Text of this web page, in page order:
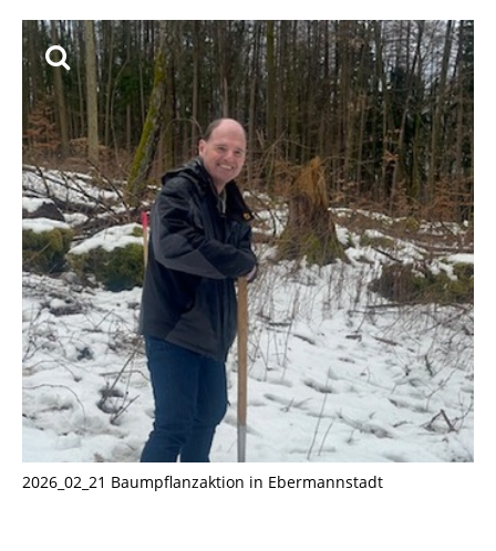
2026_02_21 Baumpflanzaktion in Ebermannstadt